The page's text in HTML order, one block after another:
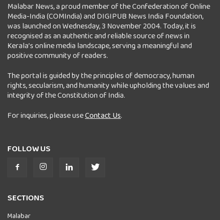
Malabar News, a proud member of the Confederation of Online
Media-India (COMIndia) and DIGIPUB News India Foundation,
was launched on Wednesday, 3 November 2004. Today, it is
recognised as an authentic and reliable source of news in
Kerala’s online media landscape, serving a meaningful and
positive community of readers.
The portal is guided by the principles of democracy, human
rights, secularism, and humanity while upholding the values and
integrity of the Constitution of India.
For inquiries, please useContact Us.
FOLLOW US
SECTIONS
Malabar